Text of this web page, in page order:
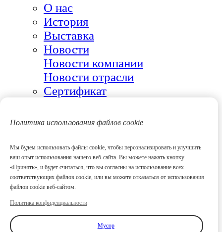
О нас
История
Выставка
Новости
Новости компании
Новости отрасли
Сертификат
ВИДЕО
ПРОДУКТ
КОРПОРАТИВНАЯ КУЛЬТУРА
СВЯЗАТЬСЯ С НАМИ
ПОСЛЕПРОДАЖНОЕ
ОБСЛУЖИВАНИЕ
Политика использования файлов cookie
Мы будем использовать файлы cookie, чтобы персонализировать и улучшить
ваш опыт использования нашего веб-сайта. Вы можете нажать кнопку
«Принять», и будет считаться, что вы согласны на использование всех
соответствующих файлов cookie, или вы можете отказаться от использования
файлов cookie веб-сайтом.
Политика конфиденциальности
Мусор